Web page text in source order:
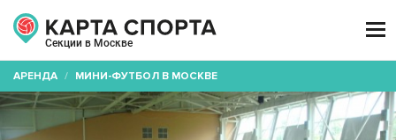
Секции в Москве

АРЕНДА / МИНИ-ФУТБОЛ В МОСКВЕ